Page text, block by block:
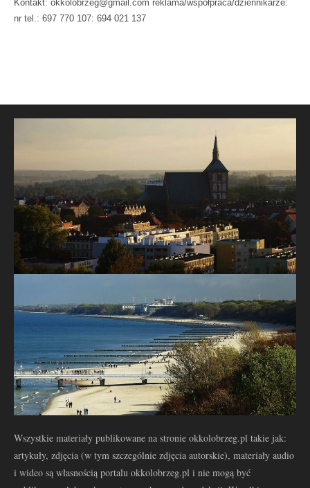
Kontakt: okkolobrzeg@gmail.com reklama/współpraca/dziennikarze:
nr tel.: 697 770 107: 694 021 137
Wszystkie materiały publikowane na stronie okkolobrzeg.pl takie jak:
artykuły, zdjęcia (w tym szczególnie zdjęcia autorskie), materiały audio
i wideo są własnością portalu okkolobrzeg.pl i nie mogą być